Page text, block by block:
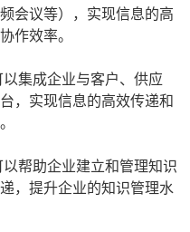
会议等），实现信息的高
作效率。
集成企业与客户、供应
，实现信息的高效传递和
帮助企业建立和管理知识
，提升企业的知识管理水